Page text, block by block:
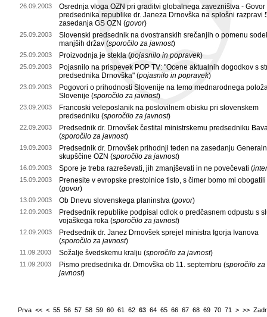
26.09.2003
Osrednja vloga OZN pri graditvi globalnega zavezništva - Govor
predsednika republike dr. Janeza Drnovška na splošni razpravi
zasedanja GS OZN (govor)
25.09.2003
Slovenski predsednik na dvostranskih srečanjih o pomenu
manjših držav (sporočilo za javnost)
25.09.2003 Proizvodnja je stekla (pojasnilo in popravek)
25.09.2003
Pojasnilo na prispevek POP TV: "Ocene aktualnih dogodkov s
predsednika Drnovška" (pojasnilo in popravek)
23.09.2003
Pogovori o prihodnosti Slovenije na temo mednarodnega
Slovenije (sporočilo za javnost)
23.09.2003
Francoski veleposlanik na poslovilnem obisku pri slovenskem
predsedniku (sporočilo za javnost)
22.09.2003
Predsednik dr. Drnovšek čestital ministrskemu predsedniku
(sporočilo za javnost)
19.09.2003
Predsednik dr. Drnovšek prihodnji teden na zasedanju
skupščine OZN (sporočilo za javnost)
16.09.2003 Spore je treba razreševati, jih zmanjševati in ne povečevati (
15.09.2003
Prenesite v evropske prestolnice tisto, s čimer bomo mi
(govor)
13.09.2003 Ob Dnevu slovenskega planinstva (govor)
12.09.2003
Predsednik republike podpisal odlok o predčasnem odpustu s
vojaškega roka (sporočilo za javnost)
12.09.2003
Predsednik dr. Janez Drnovšek sprejel ministra Igorja Ivanova
(sporočilo za javnost)
11.09.2003 Sožalje švedskemu kralju (sporočilo za javnost)
11.09.2003 Pismo predsednika dr. Drnovška ob 11. septembru (sporočilo za
javnost)
Prva << < 55 56 57 58 59 60 61 62 63 64 65 66 67 68 69 70 71 > >>